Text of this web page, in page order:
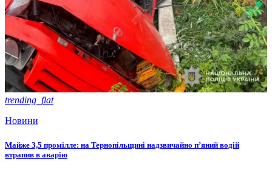
trending_flat
Новини
Майже 3,5 промілле: на Тернопільщині надзвичайно п’яний водій
втрапив в аварію